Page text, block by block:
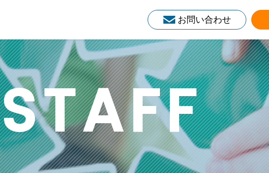
お問い合わせ
STAFF